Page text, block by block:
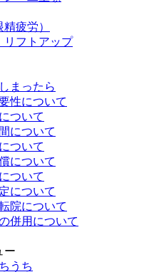
疲労）
リフトアップ
まったら
性について
ついて
について
ついて
について
ついて
について
院について
併用について
ー
うち